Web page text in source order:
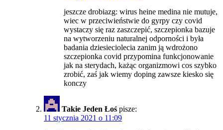
jeszcze drobiazg: wirus heine medina nie mutuje,
wiec w przeciwieństwie do gyrpy czy covid
wystaczy się raz zaszczepić, szczepionka bazuje
na wytworzeniu naturalnej odporności i była
badania dziesieciolecia zanim ją wdrożono
szczepionka covid przypomina funkcjonowanie
jak na sterydach, każąc organizmowi cos szybko
zrobić, zaś jak wiemy doping zawsze kiesko się
konczy
Takie Jeden Łoś pisze:
11 stycznia 2021 o 11:09